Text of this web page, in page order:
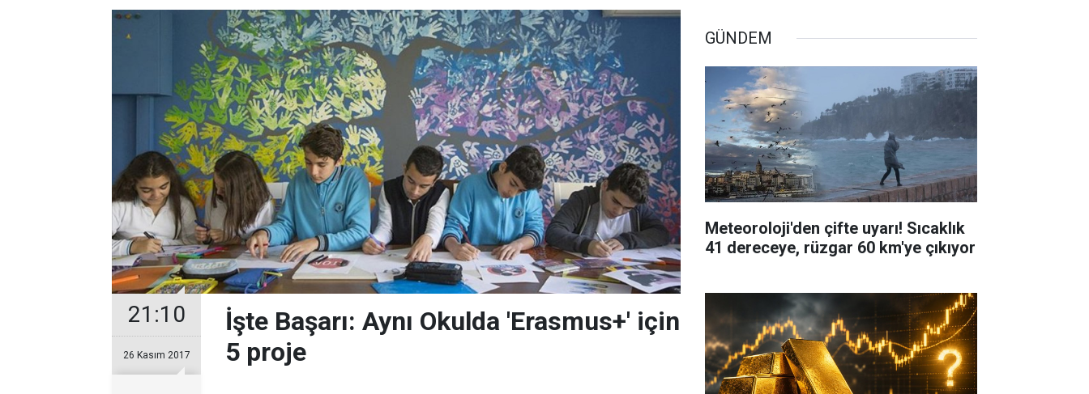
21:10
26 Kasım 2017
İşte Başarı: Aynı Okulda 'Erasmus+' için
5 proje
GÜNDEM
Meteoroloji'den çifte uyarı! Sıcaklık
41 dereceye, rüzgar 60 km'ye çıkıyor